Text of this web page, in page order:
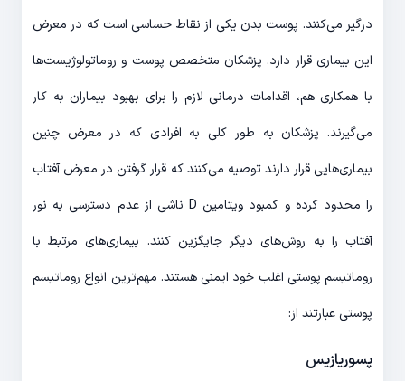
درگیر می‌کنند. پوست بدن یکی از نقاط حساسی است که در معرض
این بیماری قرار دارد. پزشکان متخصص پوست و روماتولوژیست‌ها
با همکاری هم، اقدامات درمانی لازم را برای بهبود بیماران به کار
می‌گیرند. پزشکان به طور کلی به افرادی که در معرض چنین
بیماری‌هایی قرار دارند توصیه می‌کنند که قرار گرفتن در معرض آفتاب
را محدود کرده و کمبود ویتامین D ناشی از عدم دسترسی به نور
آفتاب را به روش‌های دیگر جایگزین کنند. بیماری‌های مرتبط با
روماتیسم پوستی اغلب خود ایمنی هستند. مهم‌ترین انواع روماتیسم
پوستی عبارتند از:
پسوریازیس